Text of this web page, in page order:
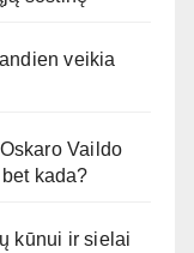
veikia
Vaildo
kada?
kūnui ir sielai